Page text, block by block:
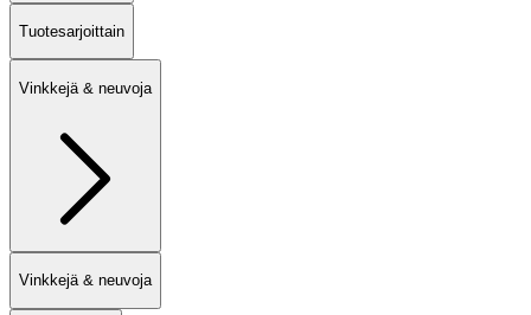
Tuotesarjoittain
Vinkkejä & neuvoja
Vinkkejä & neuvoja